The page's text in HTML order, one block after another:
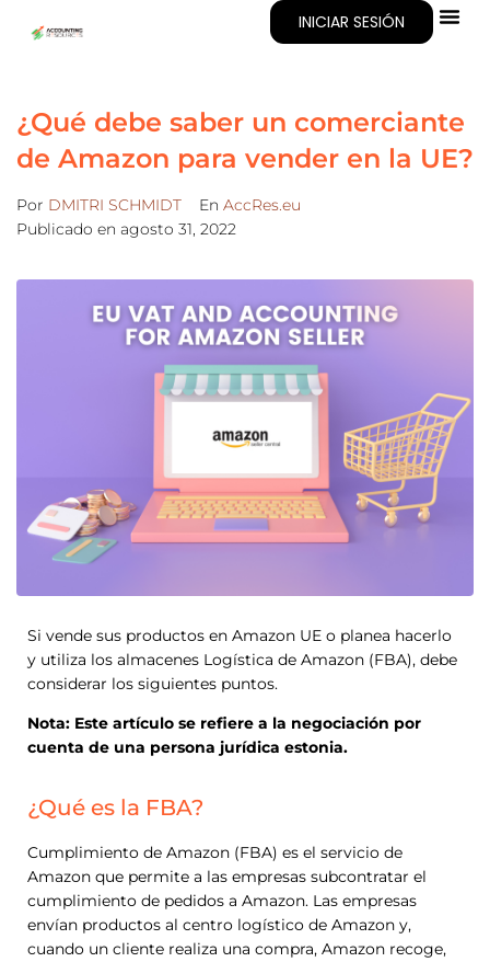
INICIAR SESIÓN
¿Qué debe saber un comerciante
de Amazon para vender en la UE?
Por DMITRI SCHMIDT En AccRes.eu
Publicado en agosto 31, 2022
Si vende sus productos en Amazon UE o planea hacerlo
y utiliza los almacenes Logística de Amazon (FBA), debe
considerar los siguientes puntos.
Nota: Este artículo se refiere a la negociación por
cuenta de una persona jurídica estonia.
¿Qué es la FBA?
Cumplimiento de Amazon (FBA) es el servicio de
Amazon que permite a las empresas subcontratar el
cumplimiento de pedidos a Amazon. Las empresas
envían productos al centro logístico de Amazon y,
cuando un cliente realiza una compra, Amazon recoge,